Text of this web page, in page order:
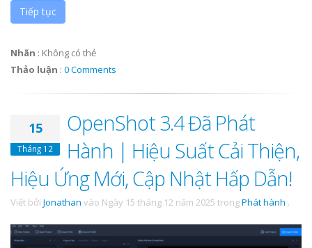
Tiếp tục
Nhãn : Không có thẻ
Thảo luận : 0 Comments
15
Tháng 12
OpenShot 3.4 Đã Phát
Hành | Hiệu Suất Cải Thiện,
Hiệu Ứng Mới, Cập Nhật Hấp Dẫn!
Viết bởi Jonathan vào Ngày 15 tháng 12 năm 2025 trongPhát hành .